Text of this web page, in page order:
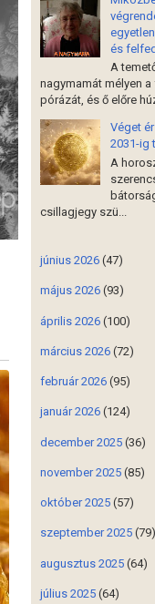
és
A
nagymamát mélyen
pórázát, és ő előre
Véget
2031-ig
A
csillagjegy szü...
június 2026(47)
május 2026(93)
április 2026(100)
március 2026(72)
február 2026(95)
január 2026(124)
december 2025(36)
november 2025(85)
október 2025(57)
szeptember 2025(79)
augusztus 2025(64)
július 2025(64)